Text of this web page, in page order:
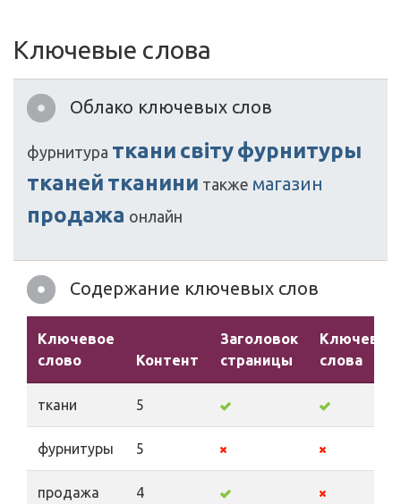
Ключевые слова
Облако ключевых слов
фурнитура ткани світуфурнитуры
тканей тканини также магазин
продажа онлайн
Содержание ключевых слов
Ключевое
слово
Контент
Заголовок
страницы
Ключевые
слова
ткани 5
фурнитуры 5
продажа 4